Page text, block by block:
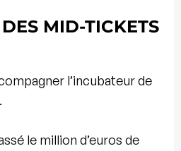
MID-TICKETS
l’incubateur de
le million d’euros de